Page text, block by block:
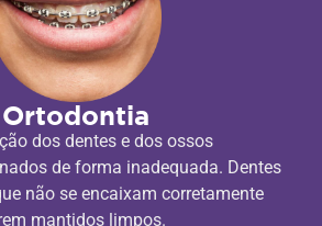
Ortodontia
dos dentes e dos ossos
de forma inadequada. Dentes
não se encaixam corretamente
mantidos limpos.